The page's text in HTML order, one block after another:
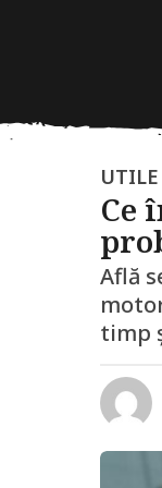
1
0
l
u
n
i
g
o
UTILE
Ce
Află
timp